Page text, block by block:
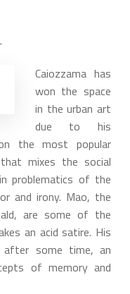
Caiozzama has
won the space
in the urban art
due to his
the most popular
mixes the social
problematics of the
and irony. Mao, the
are some of the
an acid satire. His
after some time, an
of memory and